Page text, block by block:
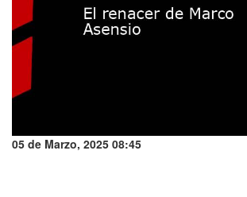
05 de Marzo, 2025 08:45